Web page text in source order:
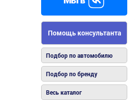
Помощь консультанта
Подбор по автомобилю
Подбор по бренду
Весь каталог